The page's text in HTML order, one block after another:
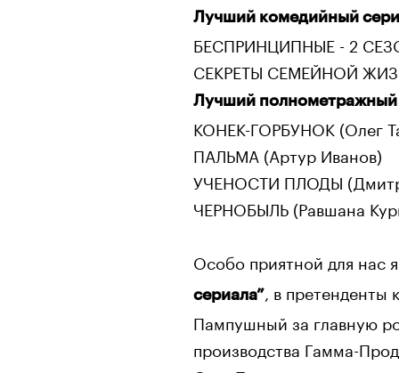
Лучший комедийный
БЕСПРИНЦИПНЫЕ - 2
СЕКРЕТЫ СЕМЕЙНОЙ
Лучший
КОНЕК-ГОРБУНОК (Олег
ПАЛЬМА (Артур Иванов)
УЧЕНОСТИ ПЛОДЫ
ЧЕРНОБЫЛЬ (Равшана
Особо приятной для нас
сериала”, в претенденты
Пампушный за главную
производства Гамма-